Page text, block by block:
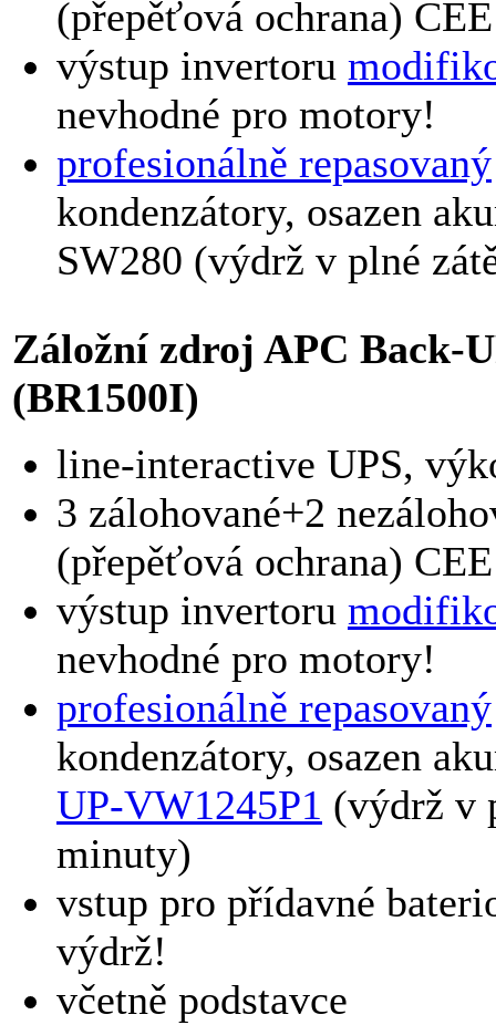
(přepěťová ochrana)
výstup invertoru
nevhodné pro motory!
profesionálně repasovaný
kondenzátory, osazen
SW280 (výdrž v plné
Záložní zdroj APC Back-
(BR1500I)
line-interactive UPS,
3 zálohované+2
(přepěťová ochrana)
výstup invertoru
nevhodné pro motory!
profesionálně repasovaný
kondenzátory, osazen
UP-VW1245P1 (výdrž v
minuty)
vstup pro přídavné
výdrž!
včetně podstavce